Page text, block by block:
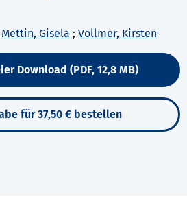
Mettin, Gisela ; Vollmer, Kirsten
Download (PDF, 12,8 MB)
für 37,50 € bestellen